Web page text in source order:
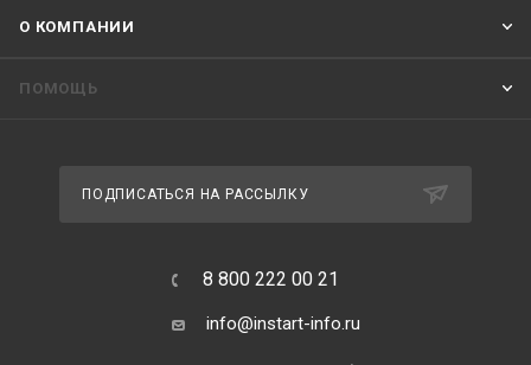
О КОМПАНИИ
ПОМОЩЬ
ПОДПИСАТЬСЯ НА РАССЫЛКУ
8 800 222 00 21
info@instart-info.ru